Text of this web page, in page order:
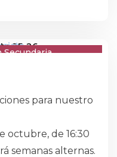
Secundaria
para nuestro
octubre, de 16:30
semanas alternas.